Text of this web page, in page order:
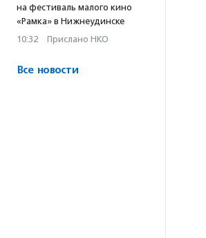
на фестиваль малого кино
«Рамка» в Нижнеудинске
10:32 · Прислано НКО
Все новости